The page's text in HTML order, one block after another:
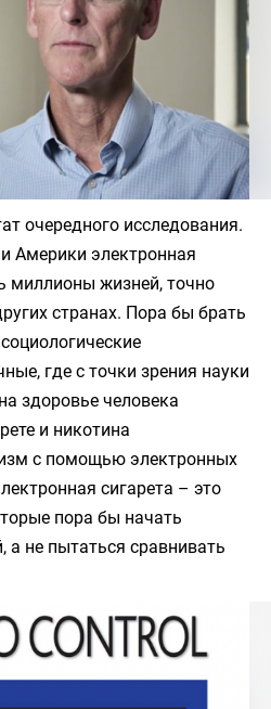
очередного исследования.
Америки электронная
миллионы жизней, точно
странах. Пора бы брать
где с точки зрения науки
здоровье человека
и никотина
с помощью электронных
сигарета – это
пора бы начать
а не пытаться сравнивать